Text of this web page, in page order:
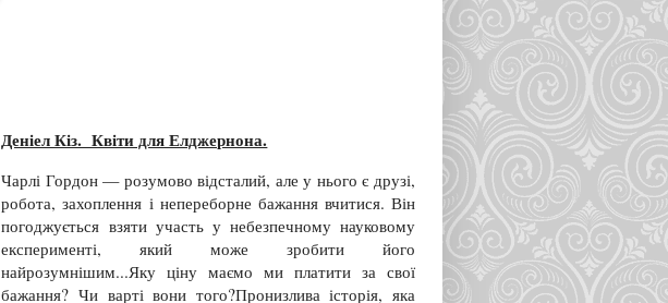
Деніел Кіз. Квіти для Елджернона.
Чарлі Гордон — розумово відсталий, але у нього є друзі,
робота, захоплення і непереборне бажання вчитися. Він
погоджується взяти участь у небезпечному науковому
експерименті, який може зробити його
найрозумнішим...Яку ціну маємо ми платити за свої
бажання? Чи варті вони того?Пронизлива історія, яка